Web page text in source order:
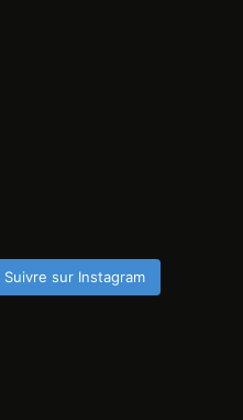
Suivre sur Instagram